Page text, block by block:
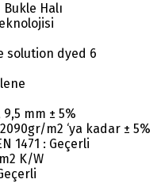
Halı
solution dyed 6
mm ± 5%
m2 ‘ya kadar ± 5%
1471 : Geçerli
K/W